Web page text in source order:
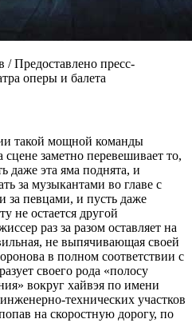
Предоставлено пресс-
оперы и балета
такой мощной команды
заметно перевешивает то,
даже эта яма поднята, и
за музыкантами во главе с
за певцами, и пусть даже
не остается другой
раз за разом оставляет на
не выпячивающая своей
в полном соответствии с
своего рода «полосу
вокруг хайвэя по имени
технических участков
на скоростную дорогу, по